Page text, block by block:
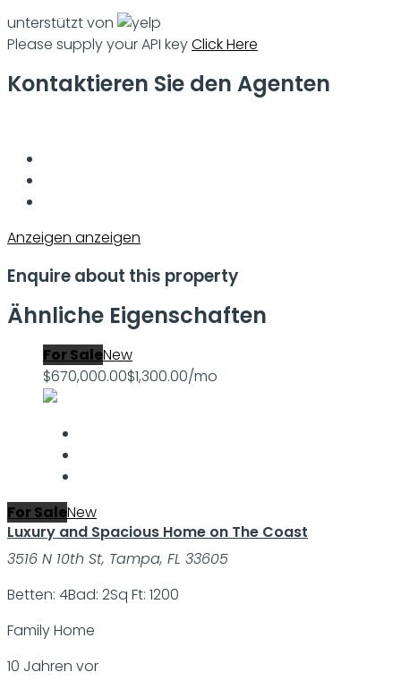
unterstützt von
Please supply your API keyClick Here
Kontaktieren Sie den Agenten
Anzeigen anzeigen
Enquire about this property
Ähnliche Eigenschaften
For SaleNew
$670,000.00$1,300.00/mo
For SaleNew
Luxury and Spacious Home on The Coast
3516 N 10th St, Tampa, FL 33605
Betten: 4Bad: 2Sq Ft: 1200
Family Home
10 Jahren vor